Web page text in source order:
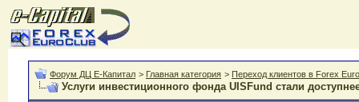
Форум ДЦ Е-Капитал > Главная категория > Переход клиентов в Forex
Услуги инвестиционного фонда UISFund стали